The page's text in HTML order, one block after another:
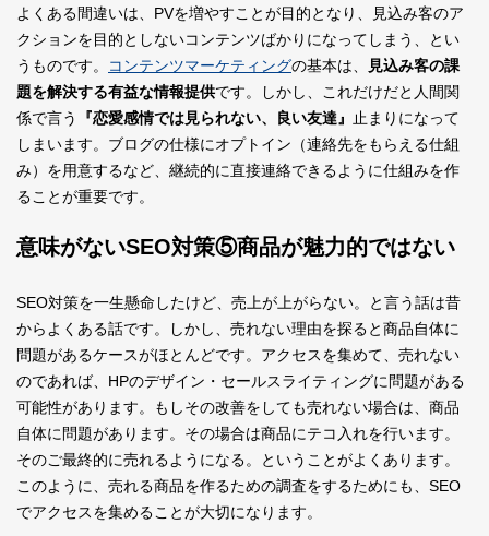
よくある間違いは、PVを増やすことが目的となり、見込み客のア
クションを目的としないコンテンツばかりになってしまう、とい
うものです。
コンテンツマーケティングの基本は、
見込み客の課
題を解決する有益な情報提供です。しかし、これだけだと人間関
係で言う
『恋愛感情では見られない、良い友達』
止まりになって
しまいます。ブログの仕様にオプトイン（連絡先をもらえる仕組
み）を用意するなど、継続的に直接連絡できるように仕組みを作
ることが重要です。
意味がないSEO対策⑤商品が魅力的ではない
SEO対策を一生懸命したけど、売上が上がらない。と言う話は昔
からよくある話です。しかし、売れない理由を探ると商品自体に
問題があるケースがほとんどです。アクセスを集めて、売れない
のであれば、HPのデザイン・セールスライティングに問題がある
可能性があります。もしその改善をしても売れない場合は、商品
自体に問題があります。その場合は商品にテコ入れを行います。
そのご最終的に売れるようになる。ということがよくあります。
このように、売れる商品を作るための調査をするためにも、SEO
でアクセスを集めることが大切になります。